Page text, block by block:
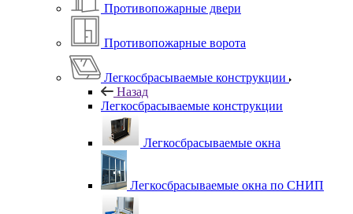
Противопожарные двери
Противопожарные ворота
Легкосбрасываемые конструкции
Назад
Легкосбрасываемые конструкции
Легкосбрасываемые окна
Легкосбрасываемые окна по СНИП